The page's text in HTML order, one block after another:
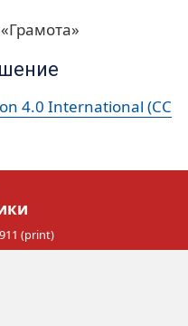
4.0 International (CC
(print)